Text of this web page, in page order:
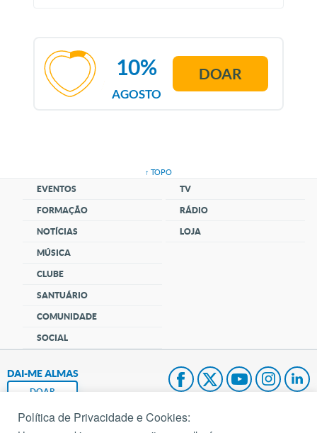
AGOSTO
10% DOAR
↑ TOPO
EVENTOS
FORMAÇÃO
NOTÍCIAS
MÚSICA
CLUBE
SANTUÁRIO
COMUNIDADE
SOCIAL
TV
RÁDIO
LOJA
DAI-ME ALMAS
DOAR
Fundação João Paulo II
Política de Privacidade e Cookies: